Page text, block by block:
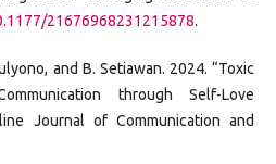
21676968231215878.
and B. Setiawan. 2024. “Toxic
through Self-Love
Journal of Communication and